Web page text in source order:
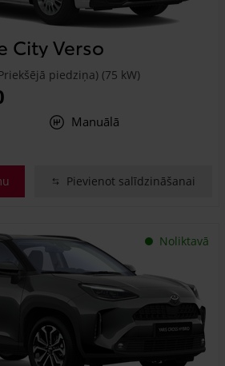
City Verso
piedziņa) (75 kW)
Manuālā
Pievienot salīdzināšanai
Noliktavā